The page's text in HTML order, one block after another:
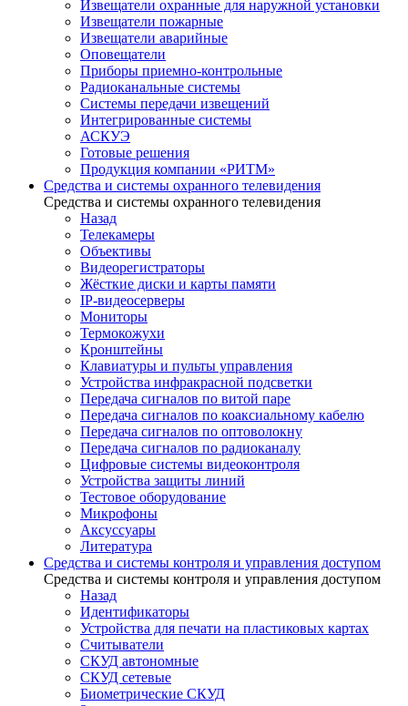
Извещатели охранные для наружной установки
Извещатели пожарные
Извещатели аварийные
Оповещатели
Приборы приемно-контрольные
Радиоканальные системы
Системы передачи извещений
Интегрированные системы
АСКУЭ
Готовые решения
Продукция компании «РИТМ»
Средства и системы охранного телевидения
Средства и системы охранного телевидения
Назад
Телекамеры
Объективы
Видеорегистраторы
Жёсткие диски и карты памяти
IP-видеосерверы
Мониторы
Термокожухи
Кронштейны
Клавиатуры и пульты управления
Устройства инфракрасной подсветки
Передача сигналов по витой паре
Передача сигналов по коаксиальному кабелю
Передача сигналов по оптоволокну
Передача сигналов по радиоканалу
Цифровые системы видеоконтроля
Устройства защиты линий
Тестовое оборудование
Микрофоны
Аксуссуары
Литература
Средства и системы контроля и управления доступом
Средства и системы контроля и управления доступом
Назад
Идентификаторы
Устройства для печати на пластиковых картах
Считыватели
СКУД автономные
СКУД сетевые
Биометрические СКУД